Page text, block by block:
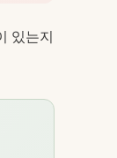
있는지